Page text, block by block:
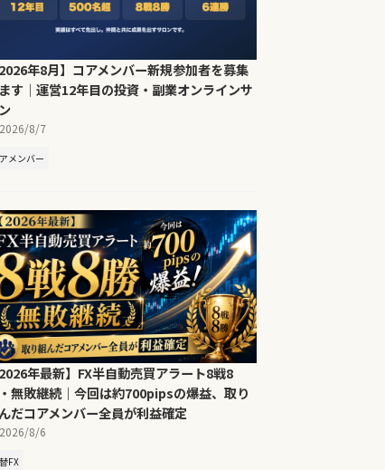
2026年8月】コアメンバー新規参加者を募集
す｜運営12年目の投資・副業オンラインサ
2026/8/7
メンバー
2026年最新】FX半自動売買アラート8戦8
無敗継続｜今回は約700pipsの爆益、取り
だコアメンバー全員が利益確定
2026/8/6
FX